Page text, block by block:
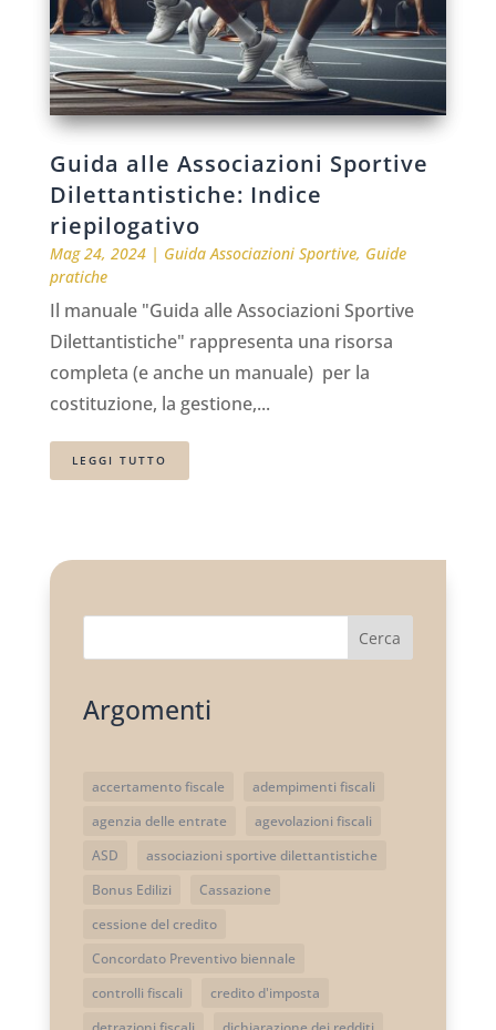
Guida alle Associazioni Sportive
Dilettantistiche: Indice
riepilogativo
Mag 24, 2024| Guida Associazioni Sportive, Guide
pratiche
Il manuale "Guida alle Associazioni Sportive
Dilettantistiche" rappresenta una risorsa
completa (e anche un manuale) per la
costituzione, la gestione,...
LEGGI TUTTO
Cerca
Argomenti
accertamento fiscale
adempimenti fiscali
agenzia delle entrate
agevolazioni fiscali
ASD
associazioni sportive dilettantistiche
Bonus Edilizi
Cassazione
cessione del credito
Concordato Preventivo biennale
controlli fiscali
credito d'imposta